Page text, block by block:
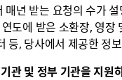
매년 받는 요청의 수가
도에 받은 소환장, 영
등, 당사에서 제공한 정
관 및 정부 기관을 지원